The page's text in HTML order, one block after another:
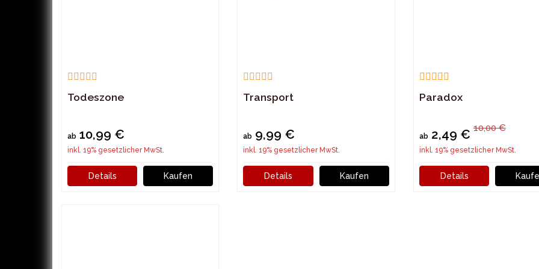
Todeszone
ab 10,99 €
inkl. 19% gesetzlicher MwSt.
Details Kaufen
Transport
ab 9,99 €
inkl. 19% gesetzlicher MwSt.
Details Kaufen
Paradox
ab 2,49 € 10,00 €
inkl. 19% gesetzlicher MwSt.
Details